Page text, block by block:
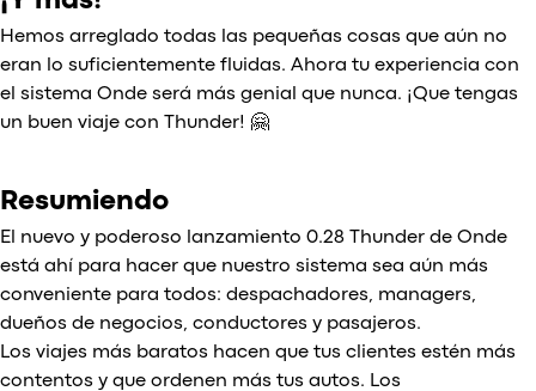
Hemos arreglado todas las pequeñas cosas que aún no
eran lo suficientemente fluidas. Ahora tu experiencia con
el sistema Onde será más genial que nunca. ¡Que tengas
un buen viaje con Thunder! 🤗
Resumiendo
El nuevo y poderoso lanzamiento 0.28 Thunder de Onde
está ahí para hacer que nuestro sistema sea aún más
conveniente para todos: despachadores, managers,
dueños de negocios, conductores y pasajeros.
Los viajes más baratos hacen que tus clientes estén más
contentos y que ordenen más tus autos. Los